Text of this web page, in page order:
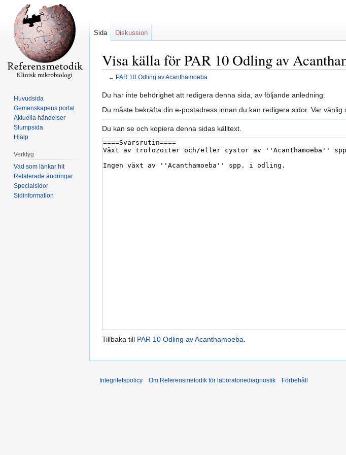
Visa källa för PAR 10 Odling av
← PAR 10 Odling av Acanthamoeba
Hoppa
till
Hoppa
till
Du har inte behörighet att redigera denna sida, av följande anledning:
Du måste bekräfta din e-postadress innan du kan redigera sidor. Var
Du kan se och kopiera denna sidas källtext.
Tillbaka till PAR 10 Odling av Acanthamoeba.
Sida Diskussion
Huvudsida
Gemenskapens portal
Aktuella händelser
Slumpsida
Hjälp
Verktyg
Vad som länkar hit
Relaterade ändringar
Specialsidor
Sidinformation
Integritetspolicy Om Referensmetodik för laboratoriediagnostik Förbehåll